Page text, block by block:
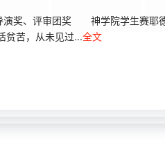
、评审团奖 神学院学生赛耶德
贫苦，从未见过...全文